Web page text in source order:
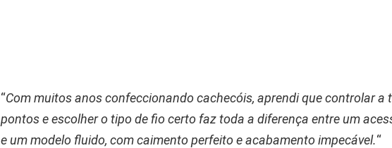
“Com muitos anos confeccionando cachecóis, aprendi que controlar a
pontos e escolher o tipo de fio certo faz toda a diferença entre um
e um modelo fluido, com caimento perfeito e acabamento impecável.“